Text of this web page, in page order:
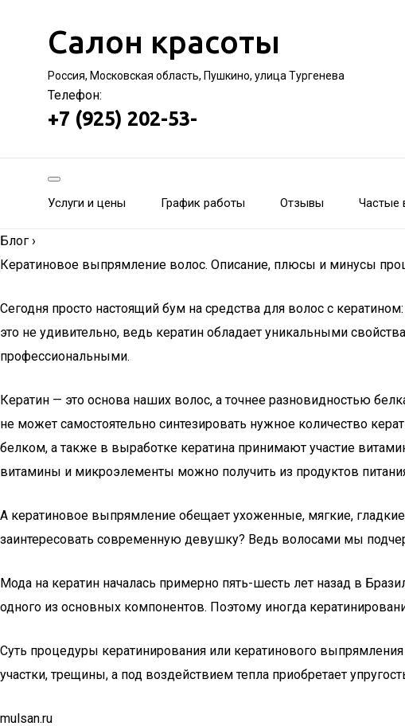
Салон красоты
Россия, Московская область, Пушкино, улица Тургенева
Телефон:
+7 (925) 202-53-
Услуги и цены График работы Отзывы Частые
Блог ›
Кератиновое выпрямление волос. Описание, плюсы и минусы
Сегодня просто настоящий бум на средства для волос с
это не удивительно, ведь кератин обладает уникальными
профессиональными.
Кератин — это основа наших волос, а точнее разновидностью
не может самостоятельно синтезировать нужное количество
белком, а также в выработке кератина принимают участие
витамины и микроэлементы можно получить из продуктов
А кератиновое выпрямление обещает ухоженные, мягкие,
заинтересовать современную девушку? Ведь волосами мы
Мода на кератин началась примерно пять-шесть лет назад в
одного из основных компонентов. Поэтому иногда
Суть процедуры кератинирования или кератинового
участки, трещины, а под воздействием тепла приобретает
mulsan.ru